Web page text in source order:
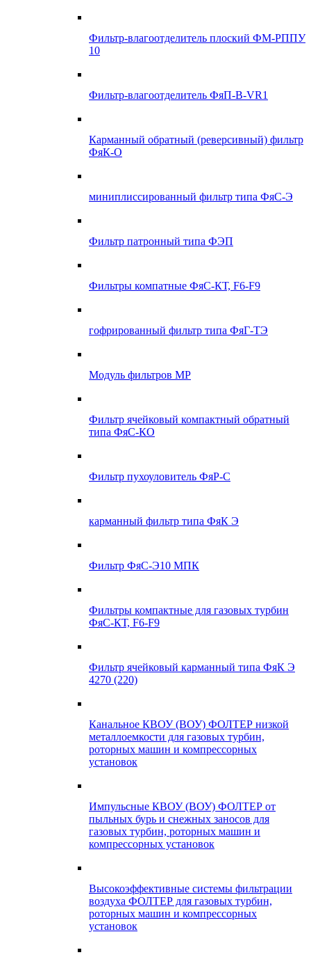
Фильтр-влагоотделитель плоский ФМ-РППУ
10
Фильтр-влагоотделитель ФяП-В-VR1
Карманный обратный (реверсивный) фильтр
ФяК-О
миниплиссированный фильтр типа ФяС-Э
Фильтр патронный типа ФЭП
Фильтры компатные ФяС-КТ, F6-F9
гофрированный фильтр типа ФяГ-ТЭ
Модуль фильтров МР
Фильтр ячейковый компактный обратный
типа ФяС-КО
Фильтр пухоуловитель ФяР-С
карманный фильтр типа ФяК Э
Фильтр ФяС-Э10 МПК
Фильтры компактные для газовых турбин
ФяС-КТ, F6-F9
Фильтр ячейковый карманный типа ФяК Э
4270 (220)
Канальное КВОУ (ВОУ) ФОЛТЕР низкой
металлоемкости для газовых турбин,
роторных машин и компрессорных
установок
Импульсные КВОУ (ВОУ) ФОЛТЕР от
пыльных бурь и снежных заносов для
газовых турбин, роторных машин и
компрессорных установок
Высокоэффективные системы фильтрации
воздуха ФОЛТЕР для газовых турбин,
роторных машин и компрессорных
установок